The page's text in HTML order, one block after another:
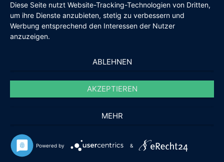
Diese Seite nutzt Website-Tracking-Technologien von Dritten,
um ihre Dienste anzubieten, stetig zu verbessern und
Werbung entsprechend den Interessen der Nutzer
anzuzeigen.
ABLEHNEN
AKZEPTIEREN
MEHR
Powered by &